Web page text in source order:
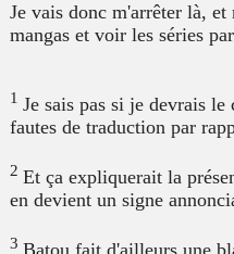
Je vais donc m'arrêter là,
mangas et voir les séries
1 Je sais pas si je devrais
fautes de traduction par
2 Et ça expliquerait la
en devient un signe
3 Batou fait d'ailleurs une